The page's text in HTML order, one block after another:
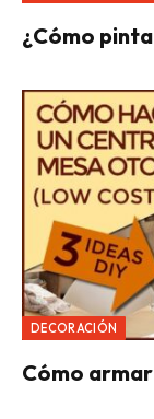
¿Cómo
DECORACIÓN
Cómo